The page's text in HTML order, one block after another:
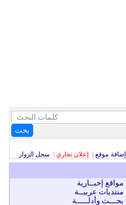
بحث
إضافة موقع | إعلان تجاري | سجل الزوار
مواقع إخبــارية
منتديات عربيــة
بحـــث وأدلـــــة